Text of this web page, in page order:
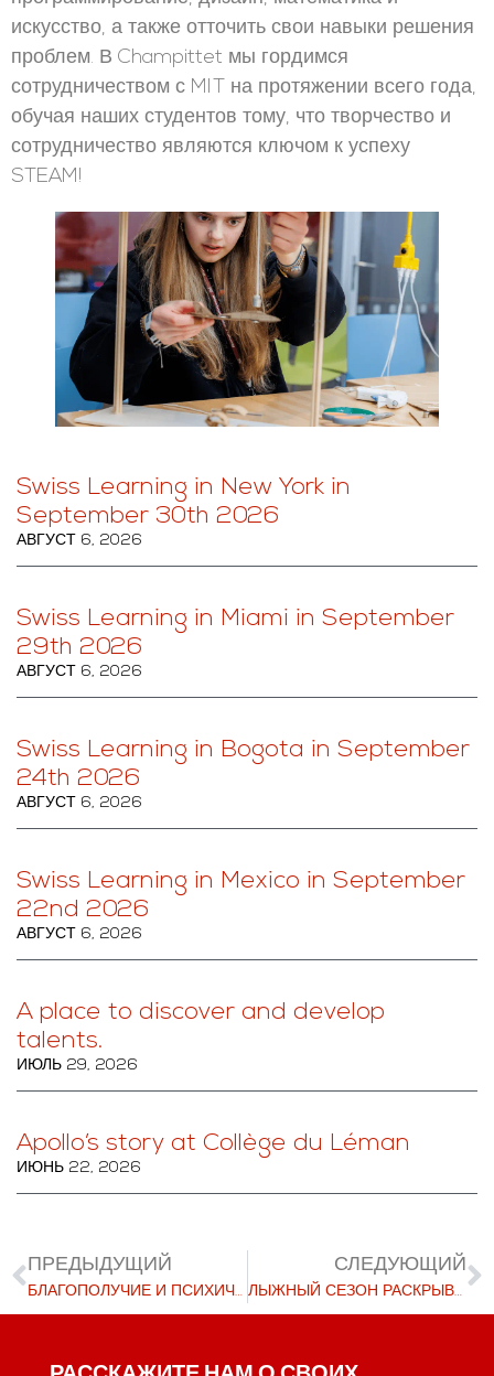
искусство, а также отточить свои навыки решения
проблем. В Champittet мы гордимся
сотрудничеством с MIT на протяжении всего года,
обучая наших студентов тому, что творчество и
сотрудничество являются ключом к успеху
STEAM!
Swiss Learning in New York in
September 30th 2026
АВГУСТ 6, 2026
Swiss Learning in Miami in September
29th 2026
АВГУСТ 6, 2026
Swiss Learning in Bogota in September
24th 2026
АВГУСТ 6, 2026
Swiss Learning in Mexico in September
22nd 2026
АВГУСТ 6, 2026
A place to discover and develop
talents.
ИЮЛЬ 29, 2026
Apollo’s story at Collège du Léman
ИЮНЬ 22, 2026
ПРЕДЫДУЩИЙ
БЛАГОПОЛУЧИЕ И ПСИХИЧЕСКАЯ СИЛА: ПОВЫШЕНИЕ БЕЗОПАСНОСТИ В ИНТЕРНЕТЕ И БОРЬБА С ИЗДЕВАТЕЛЬСТВАМИ
СЛЕДУЮЩИЙ
ЛЫЖНЫЙ СЕЗОН РАСКРЫВАЕТ ЛУЧШЕЕ ИЗ ЗИМЫ В ШВЕЙЦАРИИ